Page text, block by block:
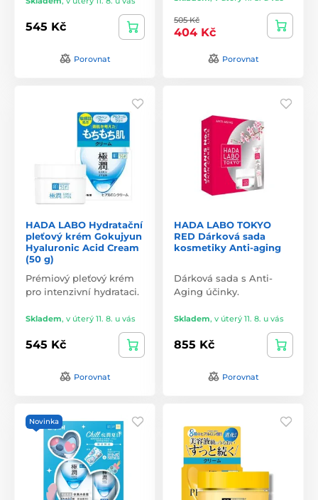
545 Kč
Porovnat
505 Kč
404 Kč
Porovnat
HADA LABO Hydratační
pleťový krém Gokujyun
Hyaluronic Acid Cream
(50 g)
Prémiový pleťový krém
pro intenzivní hydrataci.
Skladem, v úterý 11. 8. u vás
545 Kč
Porovnat
HADA LABO TOKYO
RED Dárková sada
kosmetiky Anti-aging
Dárková sada s Anti-
Aging účinky.
Skladem, v úterý 11. 8. u vás
855 Kč
Porovnat
Novinka